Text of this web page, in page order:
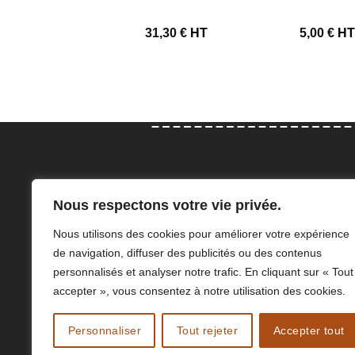
Nous respectons votre vie privée.
Nous utilisons des cookies pour améliorer votre expérience
de navigation, diffuser des publicités ou des contenus
personnalisés et analyser notre trafic. En cliquant sur « Tout
accepter », vous consentez à notre utilisation des cookies.
Personnaliser Tout rejeter Accepter tout
31,30 €HT 5,00€ HT
vous accompagner dans le choix
de vos équipements de protection
individuelle.
47
02 77